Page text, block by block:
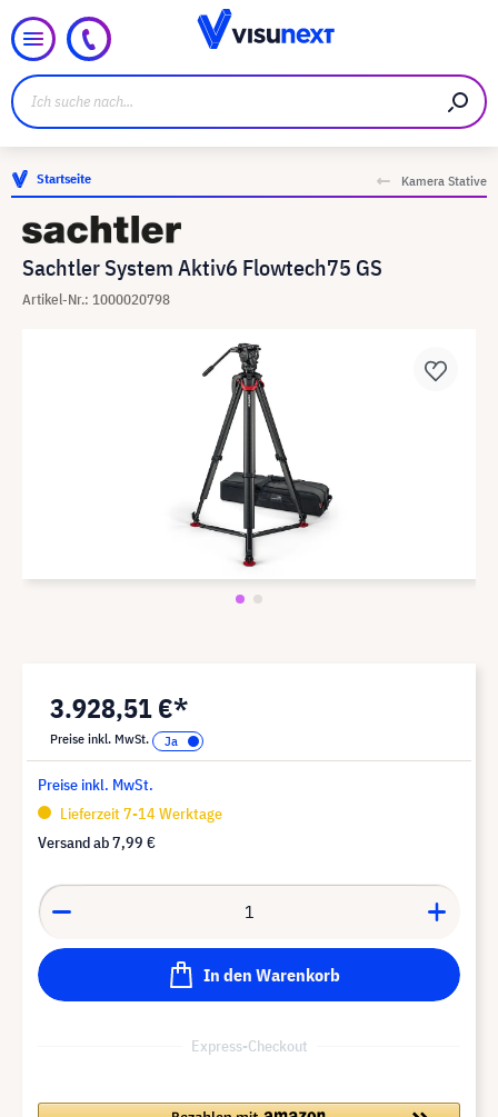
Startseite Kamera Stative
Sachtler System Aktiv6 Flowtech75 GS
Artikel-Nr.: 1000020798
3.928,51 €*
Preise inkl. MwSt.
Preise inkl. MwSt.
Lieferzeit 7-14 Werktage
Versand ab7,99 €
In den Warenkorb
Express-Checkout